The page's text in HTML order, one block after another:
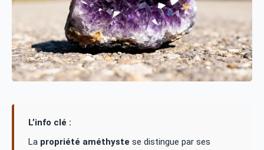
L’info clé :
La propriété améthyste se distingue par ses